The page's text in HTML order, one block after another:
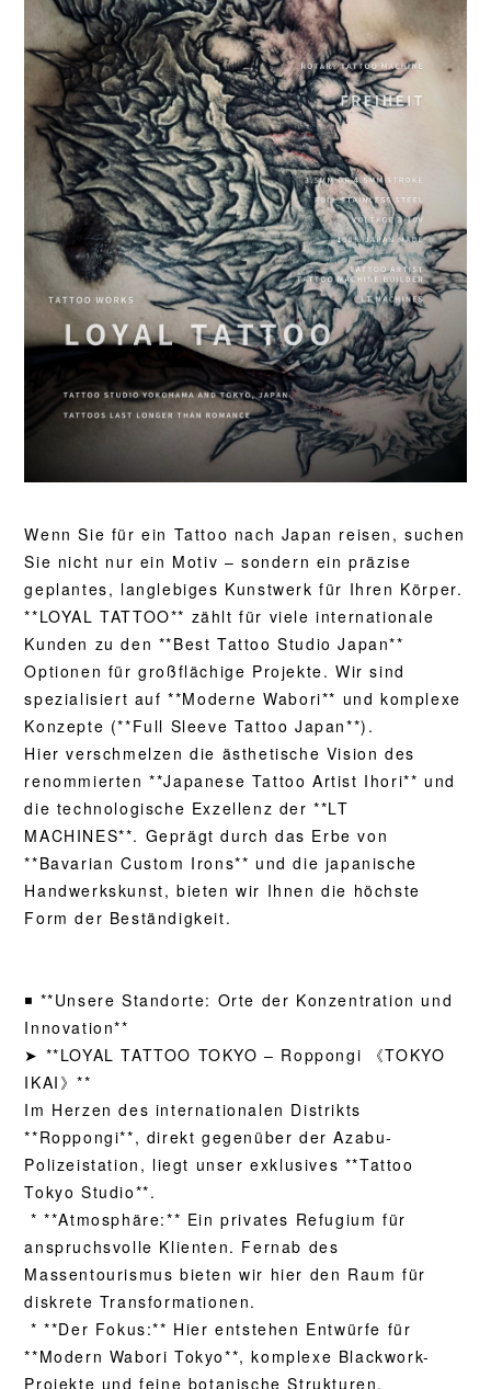
Wenn Sie für ein Tattoo nach Japan reisen, suchen
Sie nicht nur ein Motiv – sondern ein präzise
geplantes, langlebiges Kunstwerk für Ihren Körper.
**LOYAL TATTOO** zählt für viele internationale
Kunden zu den **Best Tattoo Studio Japan**
Optionen für großflächige Projekte. Wir sind
spezialisiert auf **Moderne Wabori** und komplexe
Konzepte (**Full Sleeve Tattoo Japan**).
Hier verschmelzen die ästhetische Vision des
renommierten **Japanese Tattoo Artist Ihori** und
die technologische Exzellenz der **LT
MACHINES**. Geprägt durch das Erbe von
**Bavarian Custom Irons** und die japanische
Handwerkskunst, bieten wir Ihnen die höchste
Form der Beständigkeit.
◾️ **Unsere Standorte: Orte der Konzentration und
Innovation**
➤ **LOYAL TATTOO TOKYO – Roppongi 《TOKYO
IKAI》**
Im Herzen des internationalen Distrikts
**Roppongi**, direkt gegenüber der Azabu-
Polizeistation, liegt unser exklusives **Tattoo
Tokyo Studio**.
* **Atmosphäre:** Ein privates Refugium für
anspruchsvolle Klienten. Fernab des
Massentourismus bieten wir hier den Raum für
diskrete Transformationen.
* **Der Fokus:** Hier entstehen Entwürfe für
**Modern Wabori Tokyo**, komplexe Blackwork-
Projekte und feine botanische Strukturen.